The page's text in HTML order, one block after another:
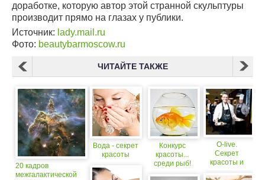
доработке, которую автор этой странной скульптуры
производит прямо на глазах у публики.
Источник: lady.mail.ru
Фото: beautybarmoscow.ru
ЧИТАЙТЕ ТАКЖЕ
20 кадров
межгалактической
Вода - секрет
красоты
Конкурс
красоты...
среди рыб!
O-live.
Секрет
красоты и